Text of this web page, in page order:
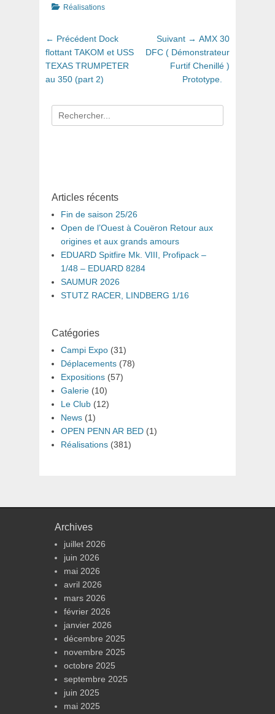
Catégories
Réalisations
Navigation
de
l’article
← Précédent Article
précédent
:
Dock
flottant TAKOM et USS
TEXAS TRUMPETER
au 350 (part 2)
Suivant → Article
suivant
:
AMX 30
DFC ( Démonstrateur
Furtif Chenillé )
Prototype.
Recherche
pour
Articles récents
Fin de saison 25/26
Open de l’Ouest à Couëron Retour aux
origines et aux grands amours
EDUARD Spitfire Mk. VIII, Profipack –
1/48 – EDUARD 8284
SAUMUR 2026
STUTZ RACER, LINDBERG 1/16
Catégories
Campi Expo (31)
Déplacements (78)
Expositions (57)
Galerie (10)
Le Club (12)
News (1)
OPEN PENN AR BED (1)
Réalisations (381)
Archives
juillet 2026
juin 2026
mai 2026
avril 2026
mars 2026
février 2026
janvier 2026
décembre 2025
novembre 2025
octobre 2025
septembre 2025
juin 2025
mai 2025